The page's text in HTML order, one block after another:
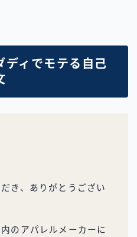
ディでモテる自己
き、ありがとうござい
のアパレルメーカーに